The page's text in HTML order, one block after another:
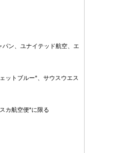
ン、ユナイテッド航空、エ
ットブルー*、サウスウエス
カ航空便*に限る